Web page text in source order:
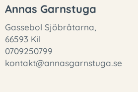
Annas Garnstuga
Gassebol Sjöbråtarna,
66593 Kil
0709250799
kontakt@annasgarnstuga.se